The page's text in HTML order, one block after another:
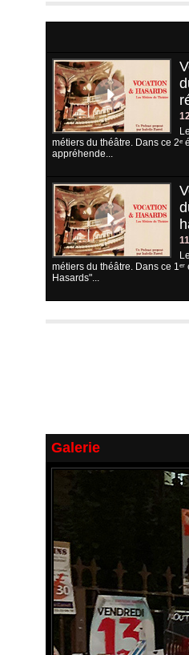
métiers du théâtre. Dans ce 2ᵉ
appréhende...
métiers du théâtre. Dans ce
Hasards"...
Galerie